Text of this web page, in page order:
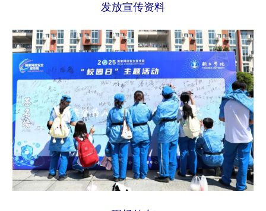
发放宣传资料